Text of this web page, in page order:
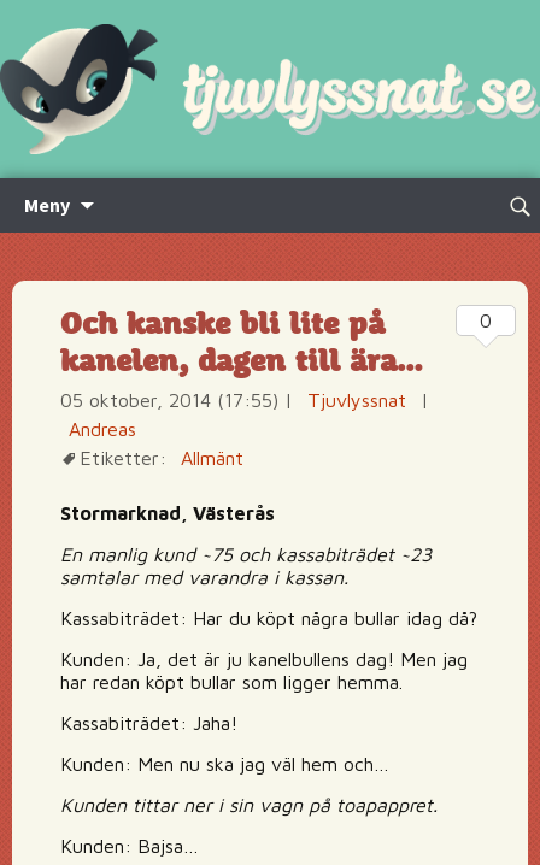
Meny
innehåll
Sök
Och kanske bli lite på
kanelen, dagen till ära…
05 oktober, 2014 (17:55) | Tjuvlyssnat
|
Andreas
Etiketter:
Allmänt
Stormarknad, Västerås
En manlig kund ~75 och kassabiträdet ~23
samtalar med varandra i kassan.
Kassabiträdet: Har du köpt några bullar idag då?
Kunden: Ja, det är ju kanelbullens dag! Men jag
har redan köpt bullar som ligger hemma.
Kassabiträdet: Jaha!
Kunden: Men nu ska jag väl hem och…
Kunden tittar ner i sin vagn på toapappret.
Kunden: Bajsa…
0